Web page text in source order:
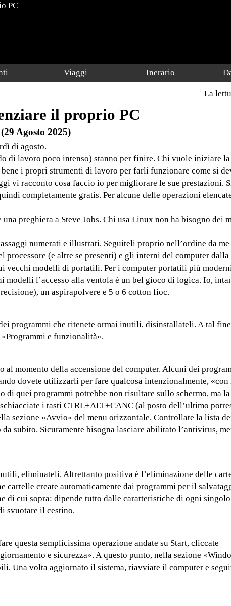
PC
Viaggi Inerario
La
il proprio PC
(29 Agosto 2025)
di agosto.
di lavoro poco intenso) stanno per finire. Chi vuole iniziare
i propri strumenti di lavoro per farli funzionare come si
vi racconto cosa faccio io per migliorare le sue prestazioni.
completamente gratis. Per alcune delle operazioni
preghiera a Steve Jobs. Chi usa Linux non ha bisogno dei
numerati e illustrati. Seguiteli proprio nell’ordine da me
processore (e altre se presenti) e gli interni del computer dalla
vecchi modelli di portatili. Per i computer portatili più
modelli l’accesso alla ventola è un bel gioco di logica. Io,
un aspirapolvere e 5 o 6 cotton fioc.
programmi che ritenete ormai inutili, disinstallateli. A tal
e funzionalità».
al momento della accensione del computer. Alcuni dei
dovete utilizzarli per fare qualcosa intenzionalmente, «con
di quei programmi potrebbe non risultare sullo schermo, ma
i tasti CTRL+ALT+CANC (al posto dell’ultimo
sezione «Avvio» del menu orizzontale. Controllate la lista
subito. Sicuramente bisogna lasciare abilitato l’antivirus,
eliminateli. Altrettanto positiva è l’eliminazione delle
create automaticamente dai programmi per il
di cui sopra: dipende tutto dalle caratteristiche di ogni
svuotare il cestino.
questa semplicissima operazione andate su Start, cliccate
e sicurezza». A questo punto, nella sezione
Una volta aggiornato il sistema, riavviate il computer e